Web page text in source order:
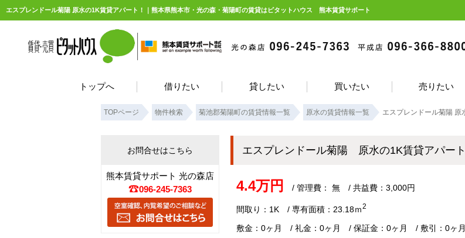
エスプレンドール菊陽 原水の1K賃貸アパート！｜熊本県熊本市・光の森・菊陽町の賃貸はピタットハウス 熊本賃貸サポート
トップへ 借りたい 貸したい 買いたい 売りたい
TOPページ 物件検索 菊池郡菊陽町の賃貸情報一覧 原水の賃貸情報一覧 エスプレンドール菊陽 原
エスプレンドール菊陽 原水の1K賃貸アパー
4.4万円 / 管理費： 無 / 共益費：3,000円
間取り：1K / 専有面積：23.18ｍ2
敷金：0ヶ月 / 礼金：0ヶ月 / 保証金：0ヶ月 / 敷引：0ヶ月
お問合せはこちら
熊本賃貸サポート 光の森店
096-245-7363